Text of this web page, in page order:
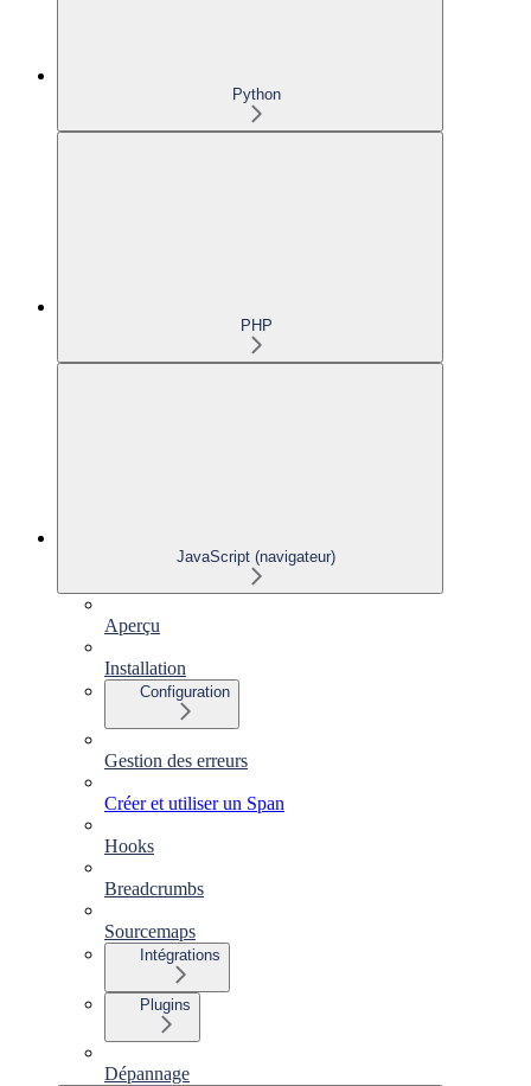
Python
PHP
JavaScript (navigateur)
Aperçu
Installation
Configuration
Gestion des erreurs
Créer et utiliser un Span
Hooks
Breadcrumbs
Sourcemaps
Intégrations
Plugins
Dépannage